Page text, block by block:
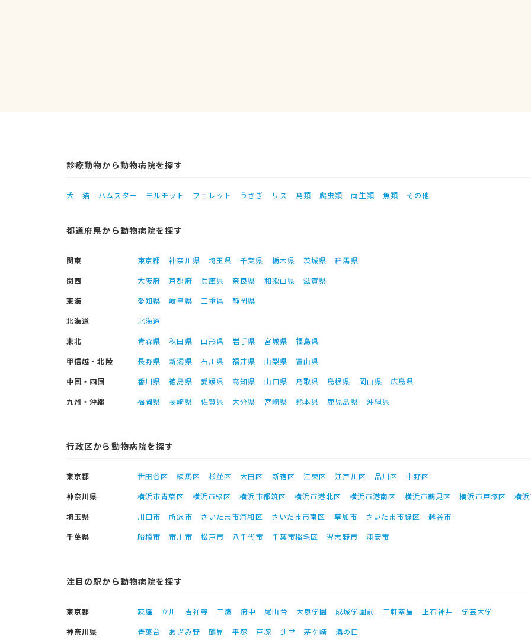
診療動物から動物病院を探す
犬 猫 ハムスター モルモット フェレット うさぎ リス 鳥類 爬虫類 両生類 魚類 その他
都道府県から動物病院を探す
関東 東京都 神奈川県 埼玉県 千葉県 栃木県 茨城県
群馬県
関西
大阪府 京都府 兵庫県 奈良県 和歌山県
滋賀県
東海
愛知県 岐阜県 三重県
静岡県
北海道
北海道
東北
青森県 秋田県 山形県 岩手県 宮城県
福島県
甲信越・北陸
長野県 新潟県 石川県 福井県 山梨県
富山県
中国・四国
香川県 徳島県 愛媛県 高知県 山口県 鳥取県 島根県 岡山県
広島県
九州・沖縄
福岡県 長崎県 佐賀県 大分県 宮崎県 熊本県 鹿児島県 沖縄県
行政区から動物病院を探す
東京都 世田谷区 練馬区 杉並区 大田区 新宿区 江東区 江戸川区 品川区
中野区
神奈川県
横浜市青葉区 横浜市緑区 横浜市都筑区 横浜市港北区 横浜市港南区 横浜市鶴見区 横浜市戸塚区
横
埼玉県
川口市 所沢市 さいたま市浦和区 さいたま市南区 草加市 さいたま市緑区
越谷市
千葉県
船橋市 市川市 松戸市 八千代市 千葉市稲毛区 習志野市 浦安市
注目の駅から動物病院を探す
東京都 荻窪 立川 吉祥寺 三鷹 府中 尾山台 大泉学園 成城学園前 三軒茶屋 上石神井
学芸大学
神奈川県
青葉台 あざみ野 鶴見 平塚 戸塚 辻堂 茅ケ崎
溝の口